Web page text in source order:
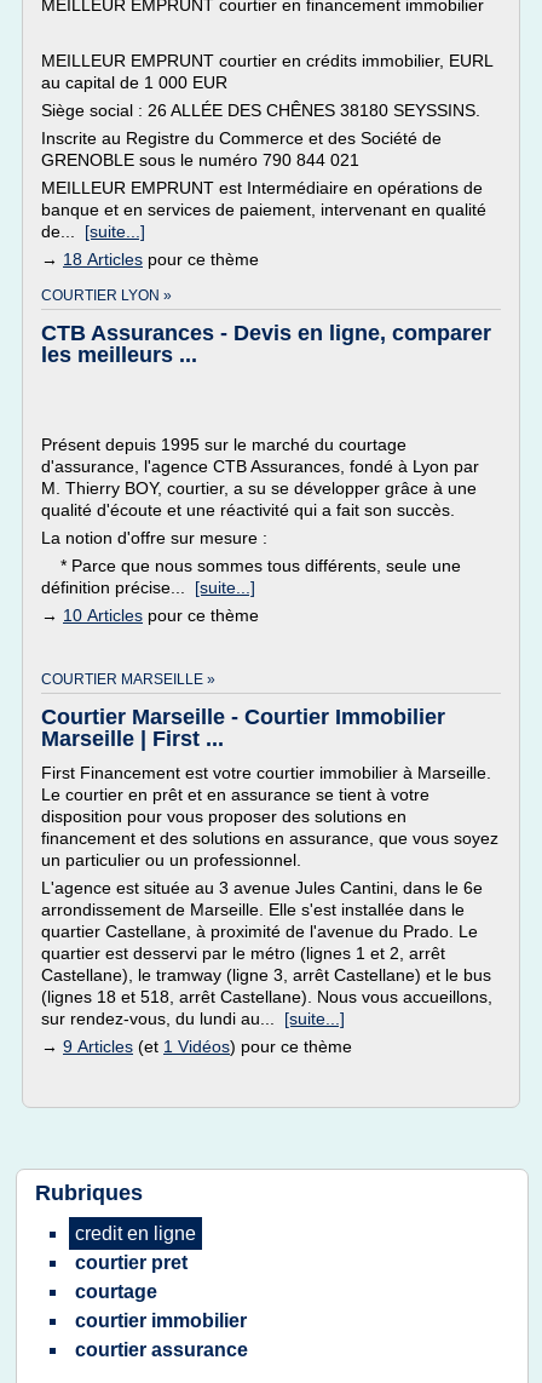
MEILLEUR EMPRUNT courtier en financement immobilier
MEILLEUR EMPRUNT courtier en crédits immobilier, EURL
au capital de 1 000 EUR
Siège social : 26 ALLÉE DES CHÊNES 38180 SEYSSINS.
Inscrite au Registre du Commerce et des Société de
GRENOBLE sous le numéro 790 844 021
MEILLEUR EMPRUNT est Intermédiaire en opérations de
banque et en services de paiement, intervenant en qualité
de... [suite...]
→ 18 Articles pour ce thème
COURTIER LYON »
CTB Assurances - Devis en ligne, comparer
les meilleurs ...
Présent depuis 1995 sur le marché du courtage
d'assurance, l'agence CTB Assurances, fondé à Lyon par
M. Thierry BOY, courtier, a su se développer grâce à une
qualité d'écoute et une réactivité qui a fait son succès.
La notion d'offre sur mesure :
* Parce que nous sommes tous différents, seule une
définition précise... [suite...]
→ 10 Articles pour ce thème
COURTIER MARSEILLE »
Courtier Marseille - Courtier Immobilier
Marseille | First ...
First Financement est votre courtier immobilier à Marseille.
Le courtier en prêt et en assurance se tient à votre
disposition pour vous proposer des solutions en
financement et des solutions en assurance, que vous soyez
un particulier ou un professionnel.
L'agence est située au 3 avenue Jules Cantini, dans le 6e
arrondissement de Marseille. Elle s'est installée dans le
quartier Castellane, à proximité de l'avenue du Prado. Le
quartier est desservi par le métro (lignes 1 et 2, arrêt
Castellane), le tramway (ligne 3, arrêt Castellane) et le bus
(lignes 18 et 518, arrêt Castellane). Nous vous accueillons,
sur rendez-vous, du lundi au... [suite...]
→ 9 Articles (et 1 Vidéos) pour ce thème
Rubriques
credit en ligne
courtier pret
courtage
courtier immobilier
courtier assurance